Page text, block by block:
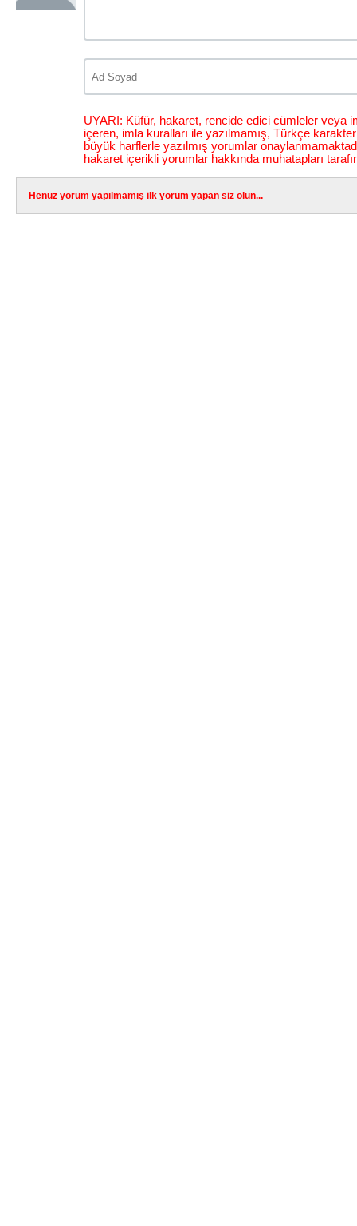
UYARI: Küfür, hakaret, rencide edici cümleler veya
içeren, imla kuralları ile yazılmamış, Türkçe
büyük harflerle yazılmış yorumlar
hakaret içerikli yorumlar hakkında muhatapları
Henüz yorum yapılmamış ilk yorum yapan siz olun...